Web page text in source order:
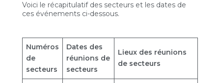
Voici le récapitulatif des secteurs et les dates de
ces événements ci-dessous.
Numéros
de
secteurs
Dates des
réunions de
secteurs
Lieux des réunions
de secteurs